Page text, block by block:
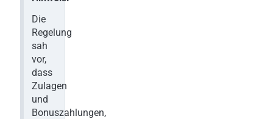
Die
Regelung
sah
vor,
dass
Zulagen
und
Bonuszahlungen,